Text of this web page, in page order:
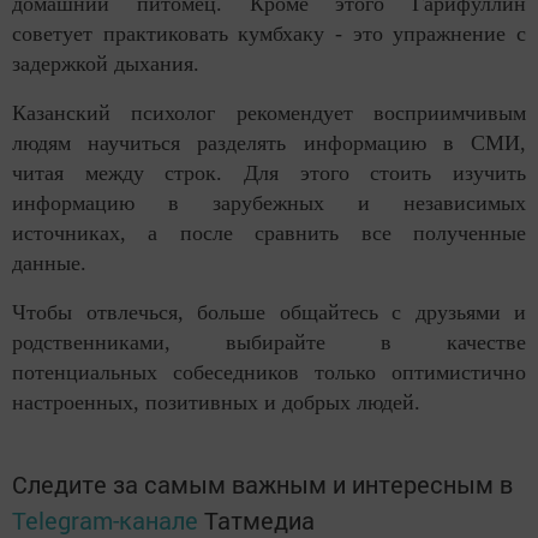
советует практиковать кумбхаку - это упражнение с
задержкой дыхания.
Казанский психолог рекомендует восприимчивым
людям научиться разделять информацию в СМИ,
читая между строк. Для этого стоить изучить
информацию в зарубежных и независимых
источниках, а после сравнить все полученные
данные.
Чтобы отвлечься, больше общайтесь с друзьями и
родственниками, выбирайте в качестве
потенциальных собеседников только оптимистично
настроенных, позитивных и добрых людей.
Следите за самым важным и интересным в
Telegram-канале Татмедиа